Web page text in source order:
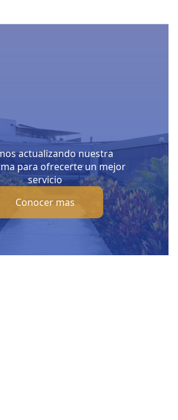
actualizando nuestra
para ofrecerte un mejor
servicio
Conocer mas